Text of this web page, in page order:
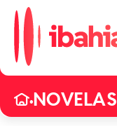
•NOVELAS